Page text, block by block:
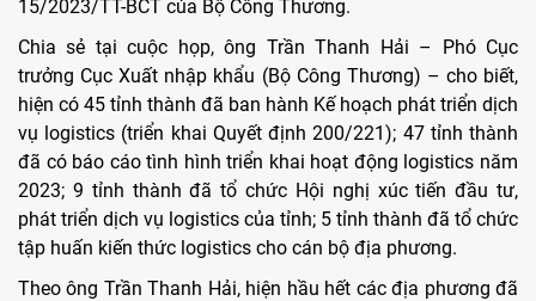
15/2023/TT-BCT của Bộ Công Thương.
Chia sẻ tại cuộc họp, ông Trần Thanh Hải – Phó Cục
trưởng Cục Xuất nhập khẩu (Bộ Công Thương) – cho biết,
hiện có 45 tỉnh thành đã ban hành Kế hoạch phát triển dịch
vụ logistics (triển khai Quyết định 200/221); 47 tỉnh thành
đã có báo cáo tình hình triển khai hoạt động logistics năm
2023; 9 tỉnh thành đã tổ chức Hội nghị xúc tiến đầu tư,
phát triển dịch vụ logistics của tỉnh; 5 tỉnh thành đã tổ chức
tập huấn kiến thức logistics cho cán bộ địa phương.
Theo ông Trần Thanh Hải, hiện hầu hết các địa phương đã